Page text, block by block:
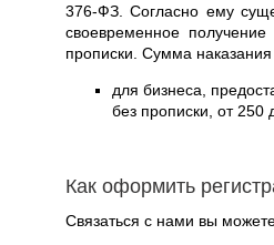
376-ФЗ. Согласно ему
своевременное
прописки. Сумма наказания
для бизнеса,
без прописки, от 250
Как оформить
Связаться с нами вы